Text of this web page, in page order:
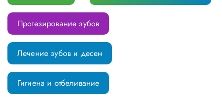
Протезирование зубов
Лечение зубов и десен
Гигиена и отбеливание